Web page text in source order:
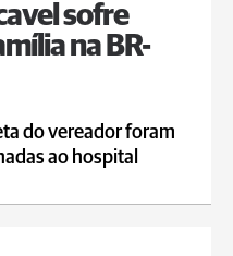
sofre
na BR-
do vereador foram
ao hospital